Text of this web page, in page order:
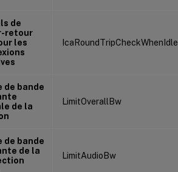
de
retour
les
IcaRoundTripCheckWhenIdle
de bande
de la
LimitOverallBw
de bande
de la
LimitAudioBw